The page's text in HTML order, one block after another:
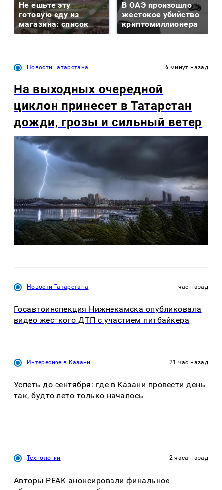
Не ешьте эту
готовую еду из
магазина: список
В ОАЭ произошло
жестокое убийство
криптомиллионера
Новости Татарстана 6 минут назад
На выходных очередной
циклон принесет в Татарстан
дожди, грозы и сильный ветер
Новости Татарстана час назад
Госавтоинспекция Нижнекамска опубликовала
видео жесткого ДТП с участием питбайкера
Интересное в Казани 21 час назад
Успеть до сентября: где в Казани провести день
так, будто лето только началось
Технологии 2 часа назад
Авторы PEAK анонсировали финальное